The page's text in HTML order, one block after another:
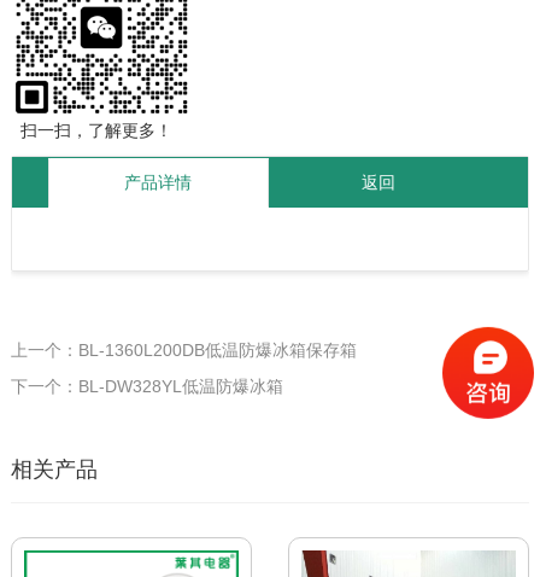
扫一扫，了解更多！
产品详情 返回
上一个：BL-1360L200DB低温防爆冰箱保存箱
下一个：BL-DW328YL低温防爆冰箱
相关产品